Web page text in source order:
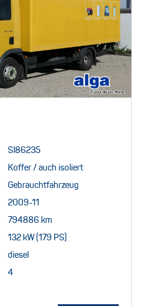
SI86235
Koffer / auch isoliert
Gebrauchtfahrzeug
2009-11
794886 km
132 kW (179 PS)
diesel
4